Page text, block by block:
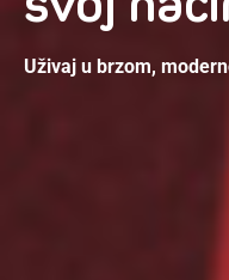
Uživaj u brzom,